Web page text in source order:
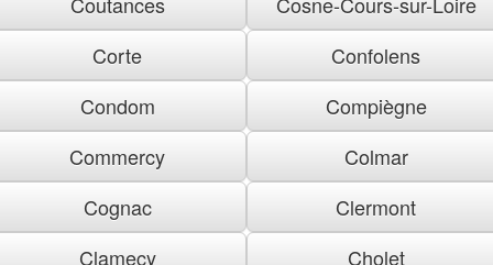
Corte
Confolens
Condom
Compiègne
Commercy
Colmar
Cognac
Clermont
Clamecy
Cholet